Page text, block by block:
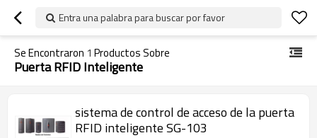
Entra una palabra para buscar por favor
Se Encontraron 1 Productos Sobre
Puerta RFID Inteligente
sistema de control de acceso de la puerta
RFID inteligente SG-103